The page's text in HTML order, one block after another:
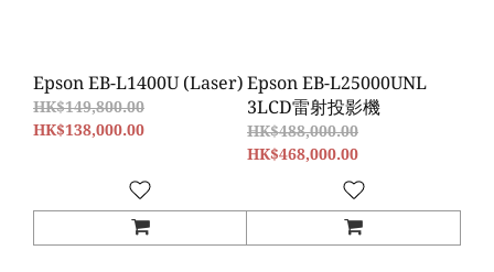
Epson EB-L1400U (Laser)
HK$149,800.00
HK$138,000.00
Epson EB-L25000UNL
3LCD雷射投影機
HK$488,000.00
HK$468,000.00